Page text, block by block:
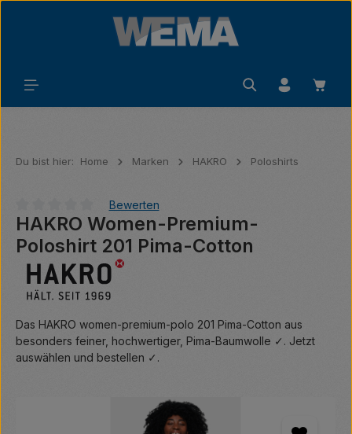
Zum Hauptinhalt springen
Du bist hier: Home Marken HAKRO Poloshirts
Durchschnittliche Bewertung von 0 von 5 Sternen
Bewerten
HAKRO Women-Premium-
Poloshirt 201 Pima-Cotton
Das HAKRO women-premium-polo 201 Pima-Cotton aus
besonders feiner, hochwertiger, Pima-Baumwolle ✓. Jetzt
auswählen und bestellen ✓.